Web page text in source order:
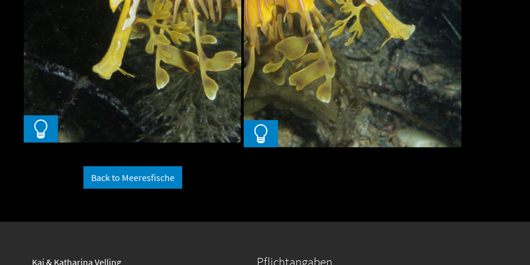
Back to Meeresfische
Kai & Katharina Velling